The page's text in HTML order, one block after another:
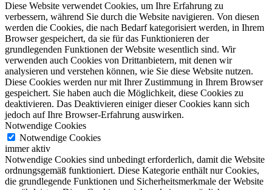
Diese Website verwendet Cookies, um Ihre Erfahrung zu
verbessern, während Sie durch die Website navigieren. Von diesen
werden die Cookies, die nach Bedarf kategorisiert werden, in Ihrem
Browser gespeichert, da sie für das Funktionieren der
grundlegenden Funktionen der Website wesentlich sind. Wir
verwenden auch Cookies von Drittanbietern, mit denen wir
analysieren und verstehen können, wie Sie diese Website nutzen.
Diese Cookies werden nur mit Ihrer Zustimmung in Ihrem Browser
gespeichert. Sie haben auch die Möglichkeit, diese Cookies zu
deaktivieren. Das Deaktivieren einiger dieser Cookies kann sich
jedoch auf Ihre Browser-Erfahrung auswirken.
Notwendige Cookies
Notwendige Cookies
immer aktiv
Notwendige Cookies sind unbedingt erforderlich, damit die Website
ordnungsgemäß funktioniert. Diese Kategorie enthält nur Cookies,
die grundlegende Funktionen und Sicherheitsmerkmale der Website